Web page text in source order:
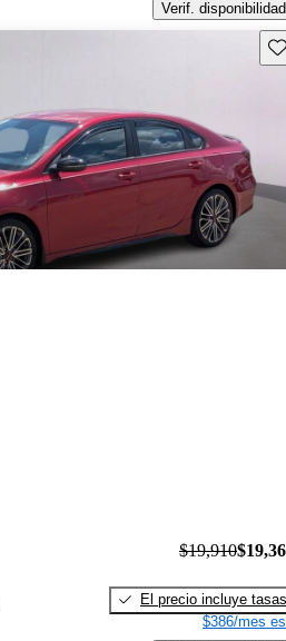
Verif. disponibilidad
$19,910
El precio incluye tasas
$386/mes